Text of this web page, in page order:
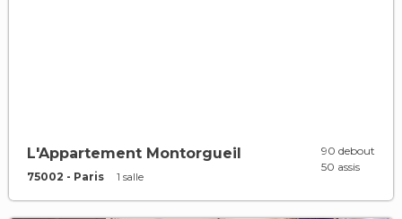
L'Appartement Montorgueil
75002 - Paris 1 salle
90 debout
50 assis